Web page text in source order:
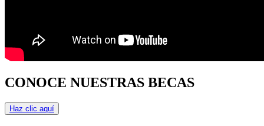
CONOCE NUESTRAS BECAS
Haz clic aquí